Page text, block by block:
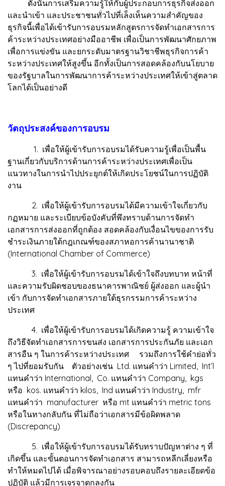
ดังนั้นการเสริมความรู้ให้กับผู้ประกอบการธุรกิจส่งออก
และนำเข้า และประชาชนทั่วไปที่เล็งเห็นความสำคัญของ
ธุรกิจนี้เพื่อได้เข้ารับการอบรมหลักสูตรการจัดทำเอกสารการ
ค้าระหว่างประเทศอย่างมืออาชีพ เพื่อเป็นการพัฒนาศักยภาพ
เพื่อการแข่งขัน และยกระดับมาตรฐานวิชาชีพธุรกิจการค้า
ระหว่างประเทศให้สูงขึ้น อีกทั้งเป็นการสอดคล้องกับนโยบาย
ของรัฐบาลในการพัฒนาการค้าระหว่างประเทศให้เข้าสู่ตลาด
โลกได้เป็นอย่างดี
วัตถุประสงค์ของการอบรม
1. เพื่อให้ผู้เข้ารับการอบรมได้รับความรู้เพื่อเป็นพื้น
ฐานเกี่ยวกับบริการด้านการค้าระหว่างประเทศเพื่อเป็น
แนวทางในการนำไปประยุกต์ให้เกิดประโยชน์ในการปฏิบัติ
งาน
2. เพื่อให้ผู้เข้ารับการอบรมได้มีความเข้าใจเกี่ยวกับ
กฏหมาย และระเบียบข้อบังคับที่พึงทราบด้านการจัดทำ
เอกสารการส่งออกที่ถูกต้อง สอดคล้องกับเงื่อนไขของการรับ
ชำระเงินภายใต้กฎเกณฑ์ของสภาหอการค้านานาชาติ
(International Chamber of Commerce)
3. เพื่อให้ผู้เข้ารับการอบรมได้เข้าใจถึงบทบาท หน้าที่
และความรับผิดชอบของธนาคารพาณิชย์ ผู้ส่งออก และผู้นำ
เข้า กับการจัดทำเอกสารภายใต้ธุรกรรมการค้าระหว่าง
ประเทศ
4. เพื่อให้ผู้เข้ารับการอบรมได้เกิดความรู้ ความเข้าใจ
ถึงวิธีจัดทำเอกสารการขนส่ง เอกสารการประกันภัย และเอก
สารอืน ๆ ในการค้าระหว่างประเทศ รวมถึงการใช้คำย่อทั่ว
ๆ ไปที่ยอมรับกัน ตัวอย่างเช่น Ltd. แทนคำว่า Limited, Int’l
แทนคำว่า International, Co. แทนคำว่า Company, kgs
หรือ kos. แทนคำว่า kilos, Ind แทนคำว่า Industry, mfr
แทนคำว่า manufacturer หรือ mt แทนคำว่า metric tons
หรือในทางกลับกัน ที่ไม่ถือว่าเอกสารมีข้อผิดพลาด
(Discrepancy)
5. เพื่อให้ผู้เข้ารับการอบรมได้รับทราบปัญหาต่าง ๆ ที่
เกิดขึ้น และขั้นตอนการจัดทำเอกสาร สามารถหลีกเลี่ยงหรือ
ทำให้หมดไปได้ เมื่อพิจารณาอย่างรอบคอบถึงรายละเอียดข้อ
ปฏิบัติ แล้วมีการเจรจาตกลงกัน